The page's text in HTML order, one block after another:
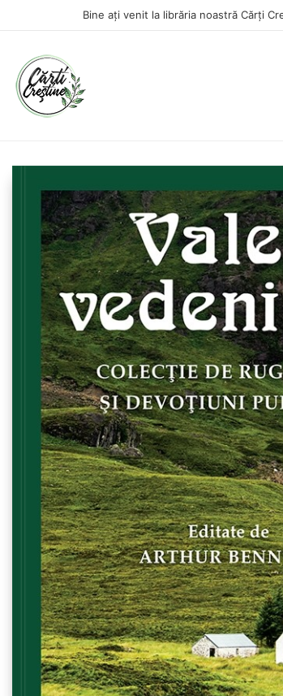
Bine ați venit la librăria noastră Cărți